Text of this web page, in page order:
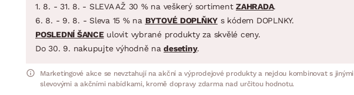
1. 8. - 31. 8. - SLEVA AŽ 30 % na veškerý sortiment ZAHRADA.
6. 8. - 9. 8. - Sleva 15 % na BYTOVÉ DOPLŇKY s kódem DOPLNKY.
POSLEDNÍ ŠANCEulovit vybrané produkty za skvělé ceny.
Do 30. 9. nakupujte výhodně nadesetiny.
Marketingové akce se nevztahují na akční a výprodejové produkty a nejdou kombinovat s jinými
slevovými a akčními nabídkami, kromě dopravy zdarma nad určitou hodnotu.